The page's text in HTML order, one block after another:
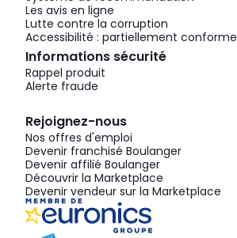
Les avis en ligne
Lutte contre la corruption
Accessibilité : partiellement conforme
Informations sécurité
Rappel produit
Alerte fraude
Rejoignez-nous
Nos offres d'emploi
Devenir franchisé Boulanger
Devenir affilié Boulanger
Découvrir la Marketplace
Devenir vendeur sur la Marketplace